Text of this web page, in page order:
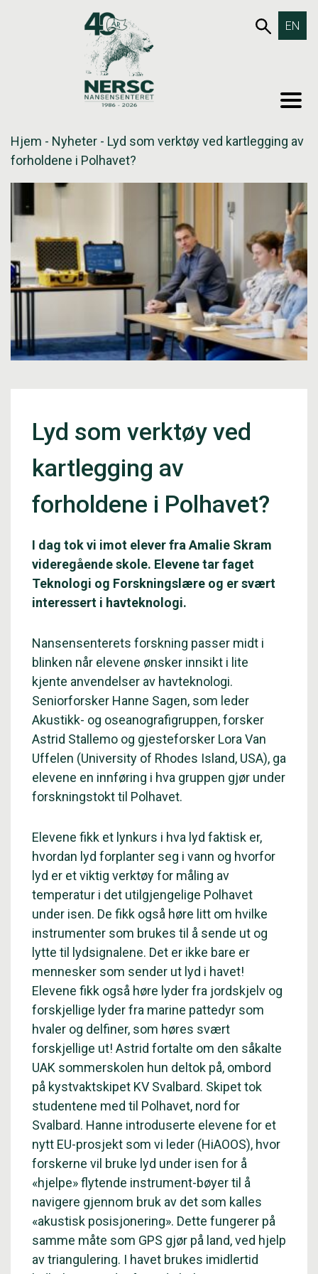
653SØK
EN
Hjem - Nyheter - Lyd som verktøy ved kartlegging av
forholdene i Polhavet?
Lyd som verktøy ved
kartlegging av
forholdene i Polhavet?
I dag tok vi imot elever fra Amalie Skram
videregående skole. Elevene tar faget
Teknologi og Forskningslære og er svært
interessert i havteknologi.
Nansensenterets forskning passer midt i
blinken når elevene ønsker innsikt i lite
kjente anvendelser av havteknologi.
Seniorforsker Hanne Sagen, som leder
Akustikk- og oseanografigruppen, forsker
Astrid Stallemo og gjesteforsker Lora Van
Uffelen (University of Rhodes Island, USA), ga
elevene en innføring i hva gruppen gjør under
forskningstokt til Polhavet.
Elevene fikk et lynkurs i hva lyd faktisk er,
hvordan lyd forplanter seg i vann og hvorfor
lyd er et viktig verktøy for måling av
temperatur i det utilgjengelige Polhavet
under isen. De fikk også høre litt om hvilke
instrumenter som brukes til å sende ut og
lytte til lydsignalene. Det er ikke bare er
mennesker som sender ut lyd i havet!
Elevene fikk også høre lyder fra jordskjelv og
forskjellige lyder fra marine pattedyr som
hvaler og delfiner, som høres svært
forskjellige ut! Astrid fortalte om den såkalte
UAK sommerskolen hun deltok på, ombord
på kystvaktskipet KV Svalbard. Skipet tok
studentene med til Polhavet, nord for
Svalbard. Hanne introduserte elevene for et
nytt EU-prosjekt som vi leder (HiAOOS), hvor
forskerne vil bruke lyd under isen for å
«hjelpe» flytende instrument-bøyer til å
navigere gjennom bruk av det som kalles
«akustisk posisjonering». Dette fungerer på
samme måte som GPS gjør på land, ved hjelp
av triangulering. I havet brukes imidlertid